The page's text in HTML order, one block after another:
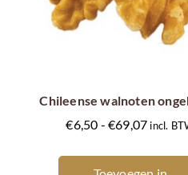
Chileense walnoten
€6,50 - €69,07 incl.
Dit
meerdere
variaties.
optie